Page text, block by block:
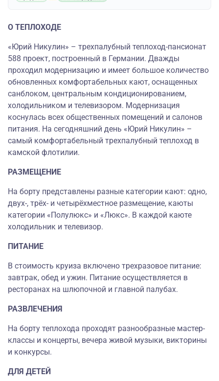
О ТЕПЛОХОДЕ
«Юрий Никулин» – трехпалубный теплоход-пансионат
588 проект, построенный в Германии. Дважды
проходил модернизацию и имеет большое количество
обновленных комфортабельных кают, оснащенных
санблоком, центральным кондиционированием,
холодильником и телевизором. Модернизация
коснулась всех общественных помещений и салонов
питания. На сегодняшний день «Юрий Никулин» –
самый комфортабельный трехпалубный теплоход в
камской флотилии.
РАЗМЕЩЕНИЕ
На борту представлены разные категории кают: одно,
двух-, трёх- и четырёхместное размещение, каюты
категории «Полулюкс» и «Люкс». В каждой каюте
холодильник и телевизор.
ПИТАНИЕ
В стоимость круиза включено трехразовое питание:
завтрак, обед и ужин. Питание осуществляется в
ресторанах на шлюпочной и главной палубах.
РАЗВЛЕЧЕНИЯ
На борту теплохода проходят разнообразные мастер-
классы и концерты, вечера живой музыки, викторины
и конкурсы.
ДЛЯ ДЕТЕЙ